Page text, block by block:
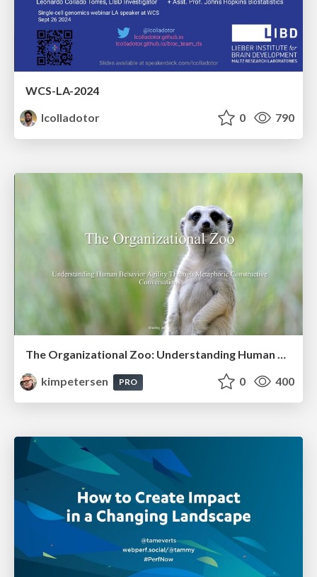
WCS-LA-2024
lcolladotor
0 790
The Organizational Zoo: Understanding Human Behavior Agility Through Metaphoric Constructive Conversations (based on the works of Arthur Shelley, Ph.D)
kimpetersen
PRO 0 400